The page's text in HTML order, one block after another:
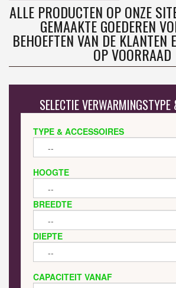
ALLE PRODUCTEN OP ONZE
GEMAAKTE GOEDEREN
BEHOEFTEN VAN DE KLANTEN
OP VOORRAAD
SELECTIE
TYPE & ACCESSOIRES
HOOGTE
BREEDTE
DIEPTE
CAPACITEIT VANAF